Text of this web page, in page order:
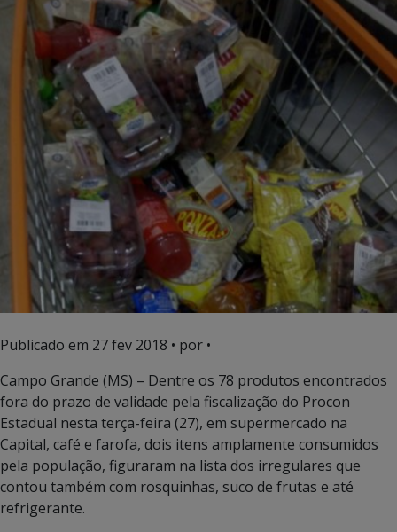
Publicado em 27 fev 2018 • por •
Campo Grande (MS) – Dentre os 78 produtos encontrados
fora do prazo de validade pela fiscalização do Procon
Estadual nesta terça-feira (27), em supermercado na
Capital, café e farofa, dois itens amplamente consumidos
pela população, figuraram na lista dos irregulares que
contou também com rosquinhas, suco de frutas e até
refrigerante.